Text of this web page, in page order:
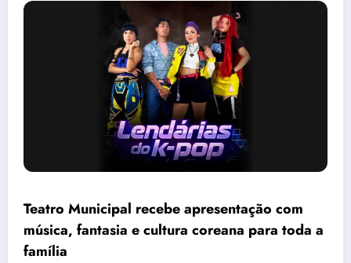
Teatro Municipal recebe apresentação com
música, fantasia e cultura coreana para toda a
família